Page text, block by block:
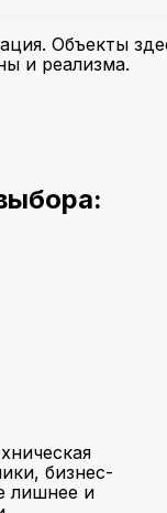
Объекты
и реализма.
бизнес-
лишнее и